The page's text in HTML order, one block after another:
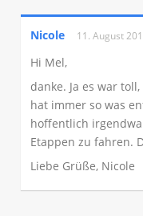
Nicole 11. August
Hi Mel,
danke. Ja es war
hat immer so was
hoffentlich
Etappen zu fahren.
Liebe Grüße, Nicole